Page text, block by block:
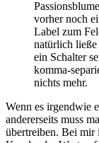
vorher noch
Label zum
natürlich
ein Schalter
komma-
nichts mehr.
Wenn es irgendwie
andererseits muss
übertreiben. Bei mir